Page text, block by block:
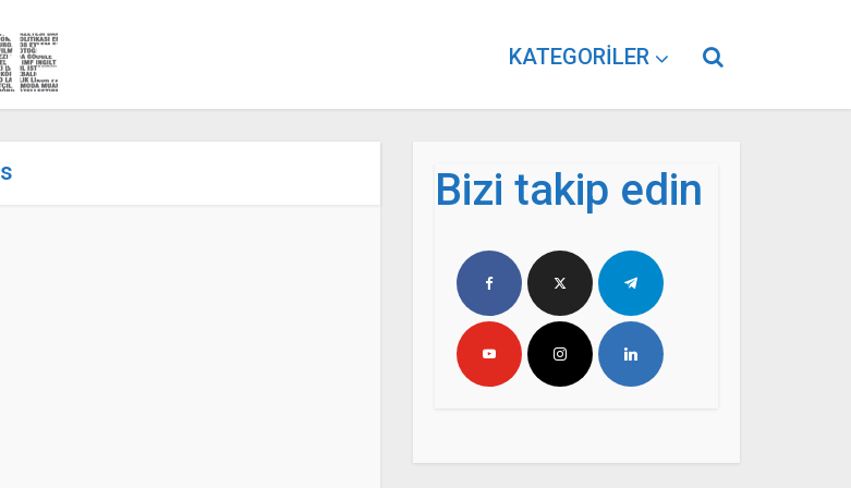
KATEGORILER
Bizi takip edin